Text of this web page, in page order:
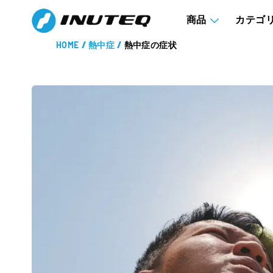
商品 カテゴ
HOME / 熱中症 / 熱中症の症状